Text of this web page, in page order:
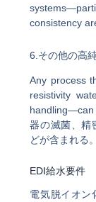
consistency
6.その他の高
Any process
resistivity
handling—can
器の滅菌、精
どが含まれる。
EDI給水要件
電気脱イオン